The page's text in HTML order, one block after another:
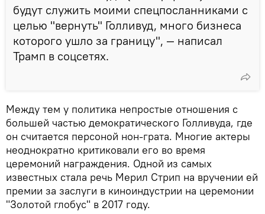
будут служить моими спецпосланниками с
целью "вернуть" Голливуд, много бизнеса
которого ушло за границу", — написал
Трамп в соцсетях.
Между тем у политика непростые отношения с
большей частью демократического Голливуда, где
он считается персоной нон-грата. Многие актеры
неоднократно критиковали его во время
церемоний награждения. Одной из самых
известных стала речь Мерил Стрип на вручении ей
премии за заслуги в киноиндустрии на церемонии
"Золотой глобус" в 2017 году.